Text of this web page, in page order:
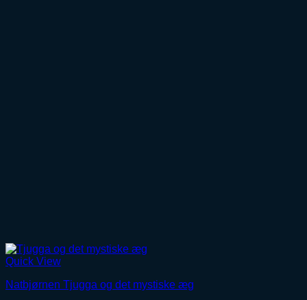
Quick View
Natbjørnen Tjugga og det mystiske æg